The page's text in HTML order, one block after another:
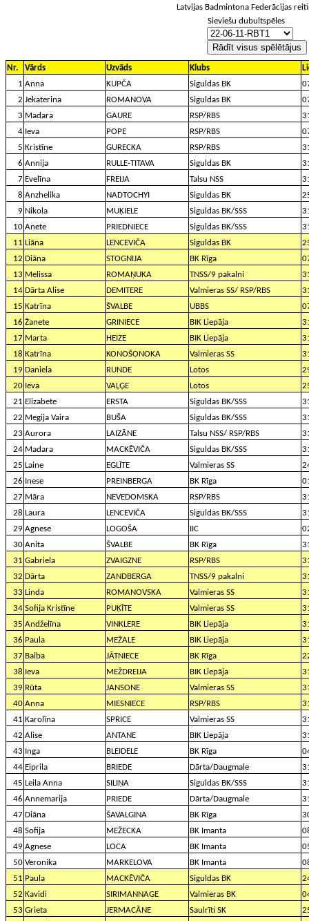
Nr. Vārds Uzvāds Klubs
1 Anna KUPČA Siguldas BK
2 Jekaterina ROMANOVA Siguldas BK
3 Madara GAURE RSP/RBS
4 Ieva POPE RSP/RBS
5 Kristīne GURECKA RSP/RBS
6 Annija RULLE-TITAVA Siguldas BK
7 Evelīna FREIJA Talsu NSS
8 Anzhelika NADTOCHYI Siguldas BK
9 Nikola MUĶIELE Siguldas BK/SSS
10 Anete PRIEDNIECE Siguldas BK/SSS
11 Liāna LENCEVIČA Siguldas BK
12 Diāna STOGNIJA BK Rīga
13 Melissa ROMAŅUKA TNSS/9 pakalni
14 Dārta Alise DEMITERE Valmieras SS/ RSP/RBS
15 Katrīna ŠVALBE UBBS
16 Žanete GRINIECE BIK Liepāja
17 Marta HEIZE BIK Liepāja
18 Katrīna KONOŠONOKA Valmieras SS
19 Daniela RUNDE Lotos
20 Ieva VAĻĢE Lotos
21 Elizabete ERSTA Siguldas BK/SSS
22 Megija Vaira BUŠA Siguldas BK/SSS
23 Aurora LAIZĀNE Talsu NSS/ RSP/RBS
24 Madara MACKĒVIČA Siguldas BK/SSS
25 Laine EGLĪTE Valmieras SS
26 Inese PREINBERGA BK Rīga
27 Māra NEVEDOMSKA RSP/RBS
28 Laura LENCEVIČA Siguldas BK/SSS
29 Agnese LOGOŠA IIC
30 Anita ŠVALBE BK Rīga
31 Gabriela ZVAIGZNE RSP/RBS
32 Dārta ZANDBERGA TNSS/9 pakalni
33 Linda ROMANOVSKA Valmieras SS
34 Sofija Kristīne PUĶĪTE Valmieras SS
35 Andželīna VINKLERE BIK Liepāja
36 Paula MEŽALE BIK Liepāja
37 Baiba JĀTNIECE BK Rīga
38 Ieva MEŽDREIJA BIK Liepāja
39 Rūta JANSONE Valmieras SS
40 Anna MIESNIECE RSP/RBS
41 Karolīna SPRICE Valmieras SS
42 Alise ANTANE BIK Liepāja
43 Inga BLEIDELE BK Rīga
44 Eiprila BRIEDE Dārta/Daugmale
45 Leila Anna SILIŅA Siguldas BK/SSS
46 Annemarija PRIEDE Dārta/Daugmale
47 Diāna ŠAVALGINA BK Rīga
48 Sofija MEŽECKA BK Imanta
49 Agnese LOCA BK Imanta
50 Veronika MARKELOVA BK Imanta
51 Paula MACKĒVIČA Siguldas BK
52 Kavidi SIRIMANNAGE Valmieras BK
53 Grieta JERMACĀNE Saulrīti SK